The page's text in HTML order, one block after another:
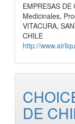
EMPRESAS
Medicinales,
VITACURA,
CHILE
http://
DE